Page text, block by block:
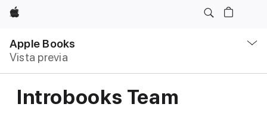
Apple
Apple Books
Vista previa
local
Abrir
Introbooks Team